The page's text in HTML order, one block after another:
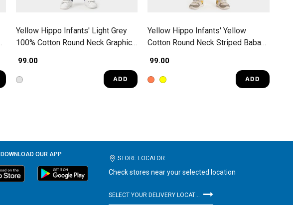
Yellow Hippo Infants' Light Grey
100% Cotton Round Neck Graphic
₹ 99.00
ADD
Yellow Hippo Infants' Yellow
Cotton Round Neck Striped Baba
₹ 99.00
ADD
DOWNLOAD OUR APP
STORE LOCATOR
Check stores near your selected location
SELECT YOUR DELIVERY LOCATION